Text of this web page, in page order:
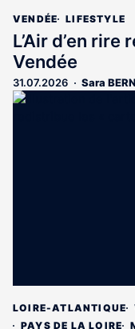
VENDÉE LIFESTYLE
L’Air d’en
Vendée
31.07.2026 Sara
LOIRE-ATLANTIQUE
PAYS DE LA LOIRE